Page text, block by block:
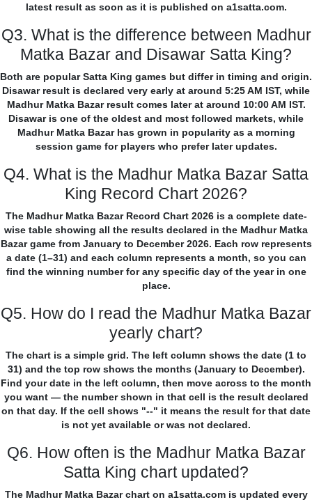
latest result as soon as it is published on a1satta.com.
Q3. What is the difference between Madhur
Matka Bazar and Disawar Satta King?
Both are popular Satta King games but differ in timing and origin.
Disawar result is declared very early at around 5:25 AM IST, while
Madhur Matka Bazar result comes later at around 10:00 AM IST.
Disawar is one of the oldest and most followed markets, while
Madhur Matka Bazar has grown in popularity as a morning
session game for players who prefer later updates.
Q4. What is the Madhur Matka Bazar Satta
King Record Chart 2026?
The Madhur Matka Bazar Record Chart 2026 is a complete date-
wise table showing all the results declared in the Madhur Matka
Bazar game from January to December 2026. Each row represents
a date (1–31) and each column represents a month, so you can
find the winning number for any specific day of the year in one
place.
Q5. How do I read the Madhur Matka Bazar
yearly chart?
The chart is a simple grid. The left column shows the date (1 to
31) and the top row shows the months (January to December).
Find your date in the left column, then move across to the month
you want — the number shown in that cell is the result declared
on that day. If the cell shows "--" it means the result for that date
is not yet available or was not declared.
Q6. How often is the Madhur Matka Bazar
Satta King chart updated?
The Madhur Matka Bazar chart on a1satta.com is updated every